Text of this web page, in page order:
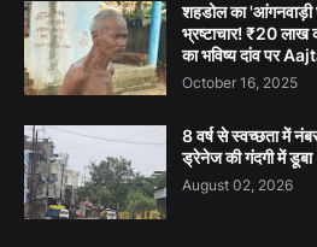
शहडोल का 'आंगनवाड़ी
भ्रष्टाचार! ₹20 लाख
का भविष्य दांव पर
October 16, 2025
8 वर्ष से स्वच्छता में
ड्रेनेज की गंदगी में डूबा
August 02, 2026